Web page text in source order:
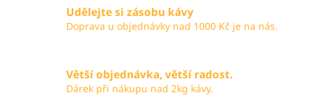
c
í
k
y
á
n
í
Udělejte si zásobu kávy
Doprava u objednávky nad 1000 Kč je na nás.
Větší objednávka, větší radost.
Dárek při nákupu nad 2kg kávy.